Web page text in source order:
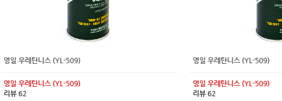
영일 우레탄니스 (YL-509)
영일 우레탄니스 (YL-509)
리뷰 62
영일 우레탄니스 (YL-509)
영일 우레탄니스 (YL-509)
리뷰 62